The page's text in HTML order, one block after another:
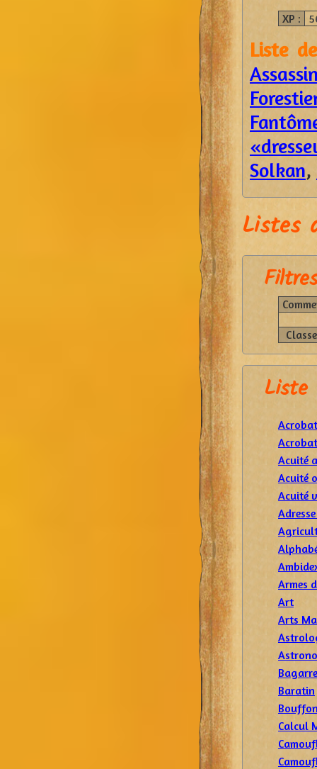
XP :
Liste
Forestier
Solkan,
Listes
Liste
Acuité
Acuité
Acuité
Armes
Art
Arts
Bagarre
Baratin
Calcul